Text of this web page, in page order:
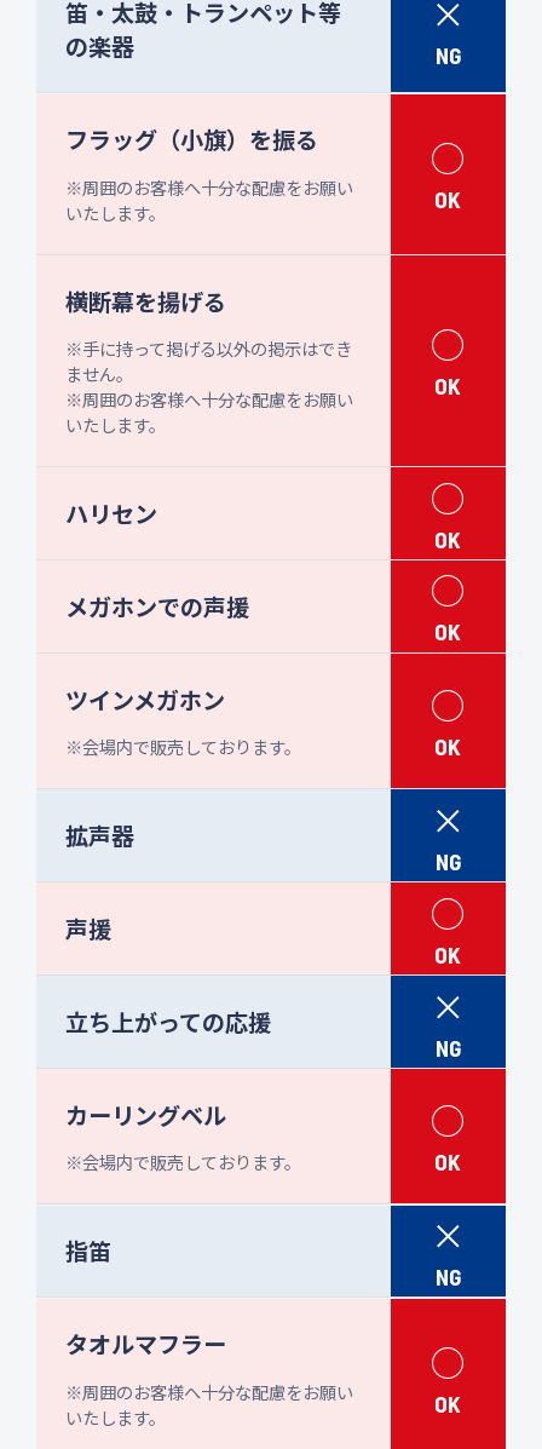
笛・太鼓・トランペット等
の楽器
×
NG
フラッグ（小旗）を振る
※周囲のお客様へ十分な配慮をお願い
いたします。
○
OK
横断幕を揚げる
※手に持って掲げる以外の掲示はでき
ません。
※周囲のお客様へ十分な配慮をお願い
いたします。
○
OK
ハリセン ○
OK
メガホンでの声援 ○
OK
ツインメガホン
※会場内で販売しております。
○
OK
拡声器 ×
NG
声援 ○
OK
立ち上がっての応援 ×
NG
カーリングベル
※会場内で販売しております。
○
OK
指笛 ×
NG
タオルマフラー
※周囲のお客様へ十分な配慮をお願い
いたします。
○
OK